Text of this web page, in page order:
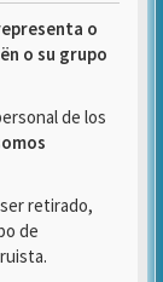
o
o su grupo
de los
retirado,
de